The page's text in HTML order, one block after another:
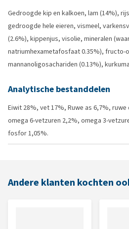
Gedroogde kip en kalkoen, lam (14%),
gedroogde hele eieren, vismeel,
(2.6%), kippenjus, visolie, mineralen
natriumhexametafosfaat 0.35%), fructo-
mannanoligosachariden (0.13%),
Analytische bestanddelen
Eiwit 28%, vet 17%, Ruwe as 6,7%,
omega 6-vetzuren 2,2%, omega 3-
fosfor 1,05%.
Andere klanten kochten